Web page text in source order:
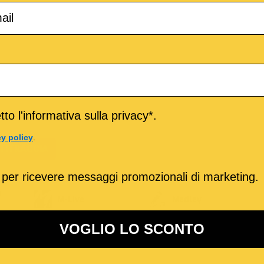
l'informativa sulla privacy*.
policy
ricevere messaggi promozionali di marketing.
VOGLIO LO SCONTO